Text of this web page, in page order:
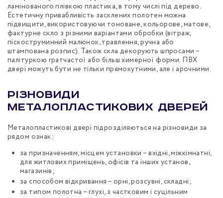
ламінованого плівкою пластика, в тому числі під дерево.
Естетичну привабливість засклених полотен можна
підвищити, використовуючи тоноване, кольорове, матове,
фактурне скло з різними варіантами обробки (вітраж,
піскоструминний малюнок, травлення, ручна або
штампована розпис). Також скла декорують шпросами –
палітуркою гратчастої або більш химерної форми. ПВХ
двері можуть бути не тільки прямокутними, але і арочними.
Різновиди
металопластикових дверей
Металопластикові двері підрозділяються на різновиди за
рядом ознак:
за призначенням, місцем установки – вхідні, міжкімнатні,
для житлових приміщень, офісів та інших установ,
магазинів;
за способом відкривання – орні, розсувні, складні;
за типом полотна – глухі, з частковим і суцільним